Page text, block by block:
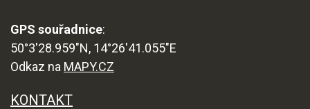
GPS souřadnice:
50°3'28.959"N, 14°26'41.055"E
Odkaz na MAPY.CZ
KONTAKT